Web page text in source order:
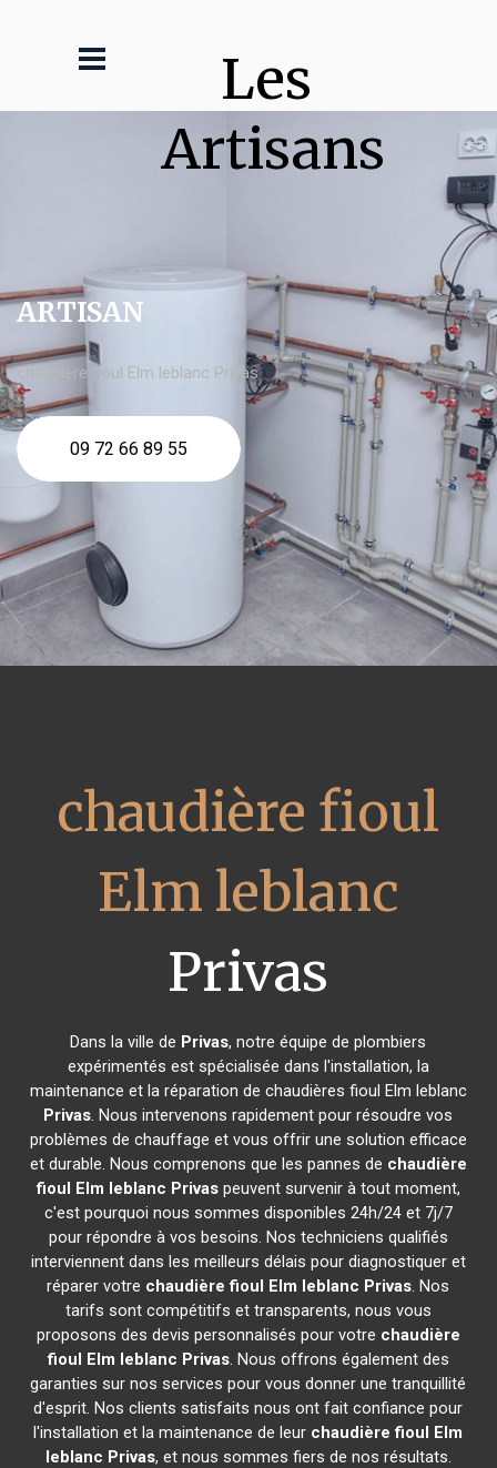
Les
Artisans
ARTISAN
chaudière fioul Elm leblanc Privas
09 72 66 89 55
chaudière fioul
Elm leblanc
Privas
Dans la ville de Privas, notre équipe de plombiers
expérimentés est spécialisée dans l'installation, la
maintenance et la réparation de chaudières fioul Elm leblanc
Privas. Nous intervenons rapidement pour résoudre vos
problèmes de chauffage et vous offrir une solution efficace
et durable. Nous comprenons que les pannes de chaudière
fioul Elm leblanc Privaspeuvent survenir à tout moment,
c'est pourquoi nous sommes disponibles 24h/24 et 7j/7
pour répondre à vos besoins. Nos techniciens qualifiés
interviennent dans les meilleurs délais pour diagnostiquer et
réparer votre chaudière fioul Elm leblanc Privas. Nos
tarifs sont compétitifs et transparents, nous vous
proposons des devis personnalisés pour votre chaudière
fioul Elm leblanc Privas. Nous offrons également des
garanties sur nos services pour vous donner une tranquillité
d'esprit. Nos clients satisfaits nous ont fait confiance pour
l'installation et la maintenance de leur chaudière fioul Elm
leblanc Privas, et nous sommes fiers de nos résultats.